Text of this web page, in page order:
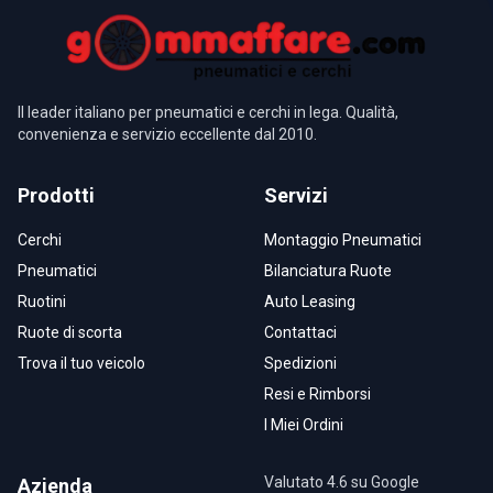
Il leader italiano per pneumatici e cerchi in lega. Qualità,
convenienza e servizio eccellente dal 2010.
Prodotti
Cerchi
Pneumatici
Ruotini
Ruote di scorta
Trova il tuo veicolo
Servizi
Montaggio Pneumatici
Bilanciatura Ruote
Auto Leasing
Contattaci
Spedizioni
Resi e Rimborsi
I Miei Ordini
Azienda Valutato 4.6 su Google